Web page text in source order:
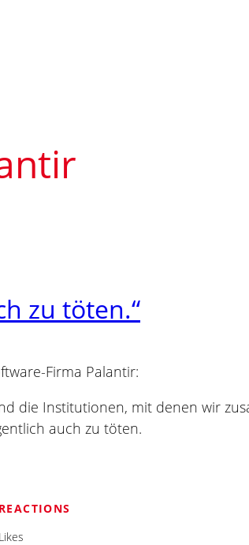
zu töten.“
Firma Palantir:
die Institutionen, mit denen wir
auch zu töten.